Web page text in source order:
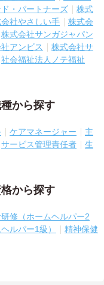
・パートナーズ
株式
社やさしい手
株式会
株式会社サンガジャパン
アンビス
株式会社サ
社会福祉法人ノテ福祉
から探す
ケアマネージャー
主
サービス管理責任者
生
から探す
修（ホームヘルパー2
ルパー1級）
精神保健